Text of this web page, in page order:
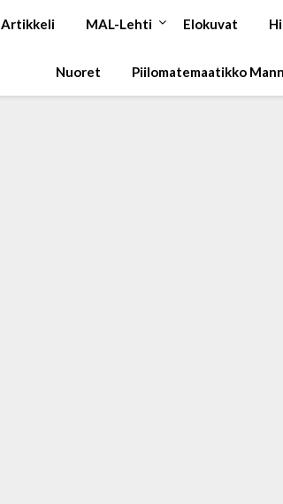
Artikkeli MAL-Lehti Elokuvat
Nuoret Piilomatemaatikko